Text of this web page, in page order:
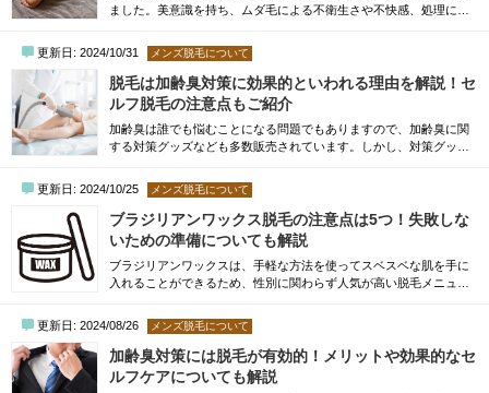
ました。美意識を持ち、ムダ毛による不衛生さや不快感、処理にか
うか。そこで今回は、メンズ脱毛において人気の脱毛部位を7選にし
てお伝えします。また、脱毛初心者の方向けにどこまで脱毛するべ
きかを理解できるよう、状況別に応じた基準もご紹介していきます
ので、ぜひ参考にしてみてください。メン...
更新日: 2024/10/31 メンズ脱毛について
脱毛は加齢臭対策に効果的といわれる理由を解説！セ
ルフ脱毛の注意点もご紹介
加齢臭は誰でも悩むことになる問題でもありますので、加齢臭に関
する対策グッズなども多数販売されています。しかし、対策グッズ
そこでおすすめするのが、根本的な解決方法のひとつであるメンズ
エステでの「脱毛」です。今回は、メンズ脱毛が加齢臭対策として
有効的な理由や、その他の加齢臭対策についてもご紹介しますの
で、最後までご覧ください。加齢臭にはメンズ...
更新日: 2024/10/25 メンズ脱毛について
ブラジリアンワックス脱毛の注意点は5つ！失敗しな
いための準備についても解説
ブラジリアンワックスは、手軽な方法を使ってスベスベな肌を手に
入れることができるため、性別に関わらず人気が高い脱毛メニュー
いくつか注意しておかなければならないポイントがあります。特
に、アレルギーやアトピー性皮膚炎などを抱えている場合は、ブラ
ジリアンワックスによる脱毛後にさまざまな問題が出てしまう危険
性があるのです。そこで今回は、サロンでブラ...
更新日: 2024/08/26 メンズ脱毛について
加齢臭対策には脱毛が有効的！メリットや効果的なセ
ルフケアについても解説